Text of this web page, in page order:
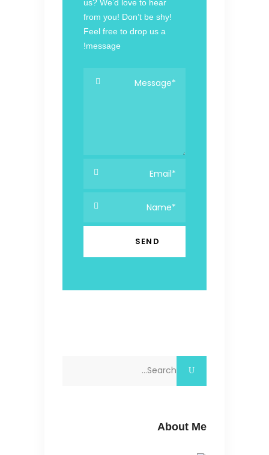
us? We’d love to hear
from you! Don’t be shy!
Feel free to drop us a
message!
About Me